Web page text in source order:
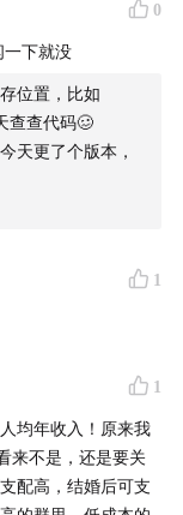
0
一下就没
位置，比如
查查代码🥴
天更了个版本，
1
1
均年收入！原来我
来不是，还是要关
配高，结婚后可支